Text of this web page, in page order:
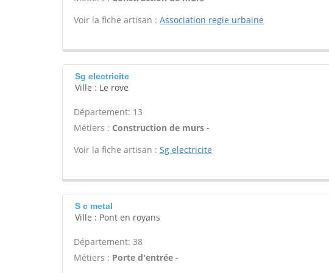
Voir la fiche artisan : Association regie urbaine
Sg electricite
Ville : Le rove
Département: 13
Métiers : Construction de murs -
Voir la fiche artisan : Sg electricite
S c metal
Ville : Pont en royans
Département: 38
Métiers : Porte d'entrée -